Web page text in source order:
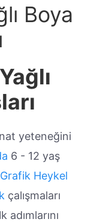
Boya
yeteneğini
6 - 12 yaş
Grafik Heykel
çalışmaları